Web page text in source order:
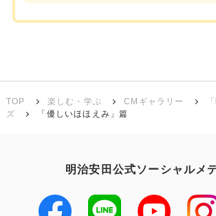
TOP 楽しむ・学ぶ CMギャラリー
ズ
「優しいほほえみ」篇
明治安田公式ソーシャルメ